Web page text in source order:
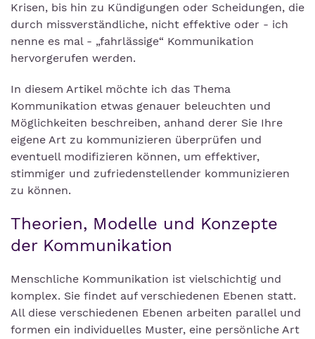
Krisen, bis hin zu Kündigungen oder Scheidungen, die
durch missverständliche, nicht effektive oder - ich
nenne es mal - „fahrlässige“ Kommunikation
hervorgerufen werden.
In diesem Artikel möchte ich das Thema
Kommunikation etwas genauer beleuchten und
Möglichkeiten beschreiben, anhand derer Sie Ihre
eigene Art zu kommunizieren überprüfen und
eventuell modifizieren können, um effektiver,
stimmiger und zufriedenstellender kommunizieren
zu können.
Theorien, Modelle und Konzepte
der Kommunikation
Menschliche Kommunikation ist vielschichtig und
komplex. Sie findet auf verschiedenen Ebenen statt.
All diese verschiedenen Ebenen arbeiten parallel und
formen ein individuelles Muster, eine persönliche Art